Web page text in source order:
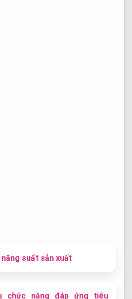
suất sản xuất
chức năng đáp ứng tiêu